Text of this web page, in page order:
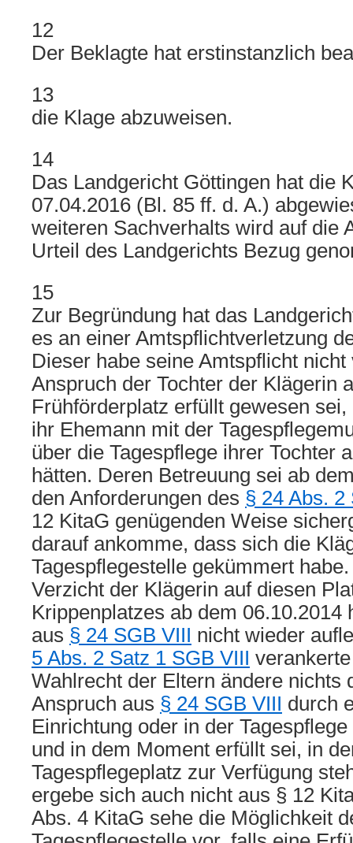
12
Der Beklagte hat erstinstanzlich
13
die Klage abzuweisen.
14
Das Landgericht Göttingen hat die
07.04.2016 (Bl. 85 ff. d. A.)
weiteren Sachverhalts wird auf die
Urteil des Landgerichts Bezug
15
Zur Begründung hat das
es an einer Amtspflichtverletzung
Dieser habe seine Amtspflicht
Anspruch der Tochter der Klägerin
Frühförderplatz erfüllt gewesen
ihr Ehemann mit der
über die Tagespflege ihrer Tochter
hätten. Deren Betreuung sei ab
den Anforderungen des § 24 Abs. 2
12 KitaG genügenden Weise
darauf ankomme, dass sich die
Tagespflegestelle gekümmert
Verzicht der Klägerin auf diesen
Krippenplatzes ab dem 06.10.2014
aus § 24 SGB VIII nicht wieder
5 Abs. 2 Satz 1 SGB VIII
Wahlrecht der Eltern ändere nichts
Anspruch aus § 24 SGB VIII durch
Einrichtung oder in der
und in dem Moment erfüllt sei, in
Tagespflegeplatz zur Verfügung
ergebe sich auch nicht aus § 12
Abs. 4 KitaG sehe die Möglichkeit